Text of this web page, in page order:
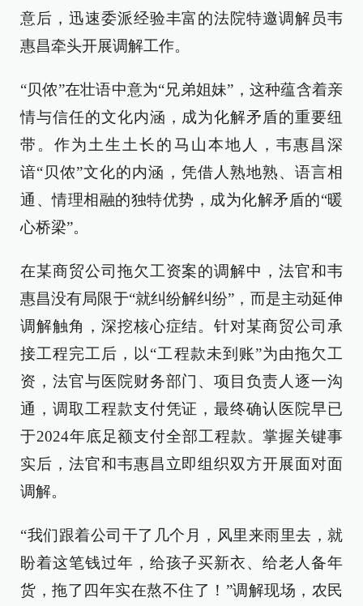
意后，迅速委派经验丰富的法院特邀调解员韦
惠昌牵头开展调解工作。
“贝侬”在壮语中意为“兄弟姐妹”，这种蕴含着亲
情与信任的文化内涵，成为化解矛盾的重要纽
带。作为土生土长的马山本地人，韦惠昌深
谙“贝侬”文化的内涵，凭借人熟地熟、语言相
通、情理相融的独特优势，成为化解矛盾的“暖
心桥梁”。
在某商贸公司拖欠工资案的调解中，法官和韦
惠昌没有局限于“就纠纷解纠纷”，而是主动延伸
调解触角，深挖核心症结。针对某商贸公司承
接工程完工后，以“工程款未到账”为由拖欠工
资，法官与医院财务部门、项目负责人逐一沟
通，调取工程款支付凭证，最终确认医院早已
于2024年底足额支付全部工程款。掌握关键事
实后，法官和韦惠昌立即组织双方开展面对面
调解。
“我们跟着公司干了几个月，风里来雨里去，就
盼着这笔钱过年，给孩子买新衣、给老人备年
货，拖了四年实在熬不住了！”调解现场，农民